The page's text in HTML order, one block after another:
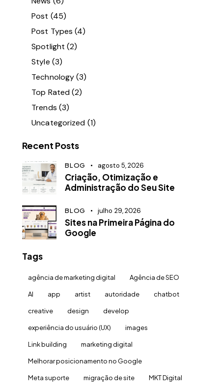
Post (45)
Post Types (4)
Spotlight (2)
Style (3)
Technology(3)
Top Rated(2)
Trends (3)
Uncategorized (1)
Recent Posts
BLOG agosto 5, 2026
Criação, Otimização e
Administração do Seu Site
BLOG julho 29, 2026
Sites na Primeira Página do
Google
Tags
agência de marketing digital Agência de SEO
AI app artist autoridade chatbot
creative design develop
experiência do usuário (UX) images
Link building marketing digital
Melhorar posicionamento no Google
Meta suporte migração de site MKT Digital